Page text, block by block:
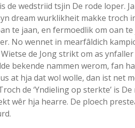
de wedstriid tsjin De rode loper.
dream wurklikheit makke troch
te jaan, en fermoedlik om oan
No wennet in mearfâldich
de Jong strikt om as
bekende nammen werom, fan
at hja dat wol wolle, dan ist net
de ‘Yndieling op sterkte’ is
wêr hja hearre. De ploech